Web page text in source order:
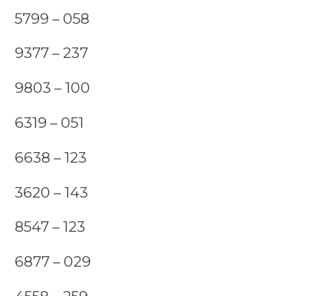
5799 – 058
9377 – 237
9803 – 100
6319 – 051
6638 – 123
3620 – 143
8547 – 123
6877 – 029